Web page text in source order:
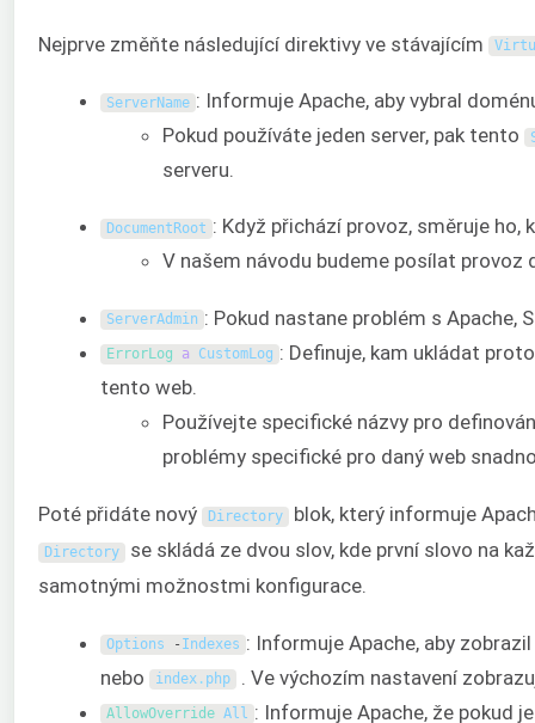
Nejprve změňte následující direktivy ve stávajícím
ServerName : Informuje Apache, aby vybral
Pokud používáte jeden server, pak tento
serveru.
DocumentRoot : Když přichází provoz, směruje ho,
V našem návodu budeme posílat provoz
ServerAdmin : Pokud nastane problém s Apache,
ErrorLog a CustomLog : Definuje, kam ukládat
tento web.
Používejte specifické názvy pro
problémy specifické pro daný web
Poté přidáte nový Directory blok, který informuje
Directory se skládá ze dvou slov, kde první slovo na
samotnými možnostmi konfigurace.
Options - Indexes : Informuje Apache, aby
nebo
index. php . Ve výchozím nastavení
AllowOverride All : Informuje Apache, že pokud